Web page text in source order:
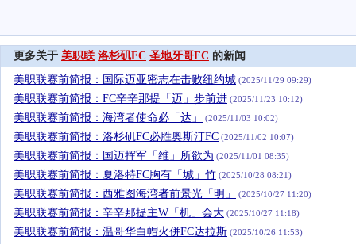
更多关于 美职联 洛杉矶FC 圣地牙哥FC 的新闻
美职联赛前简报：国际迈亚密志在击败纽约城 (2025/11/29 09:29)
美职联赛前简报：FC辛辛那提「迈」步前进 (2025/11/23 10:12)
美职联赛前简报：海湾者使命必「达」 (2025/11/03 10:02)
美职联赛前简报：洛杉矶FC必胜奥斯汀FC (2025/11/02 10:07)
美职联赛前简报：国迈挥军「维」所欲为 (2025/11/01 08:35)
美职联赛前简报：夏洛特FC胸有「城」竹 (2025/10/28 08:21)
美职联赛前简报：西雅图海湾者前景光「明」 (2025/10/27 11:20)
美职联赛前简报：辛辛那提主W「机」会大 (2025/10/27 11:18)
美职联赛前简报：温哥华白帽火併FC达拉斯 (2025/10/26 11:53)